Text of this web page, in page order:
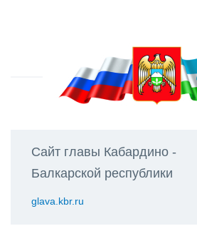
Сайт главы Кабардино -
Балкарской республики
glava.kbr.ru